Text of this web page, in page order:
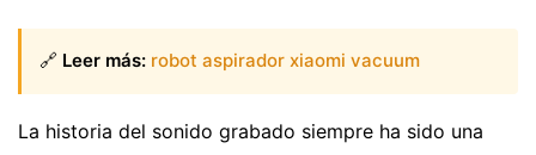
🔗 Leer más: robot aspirador xiaomi vacuum
La historia del sonido grabado siempre ha sido una